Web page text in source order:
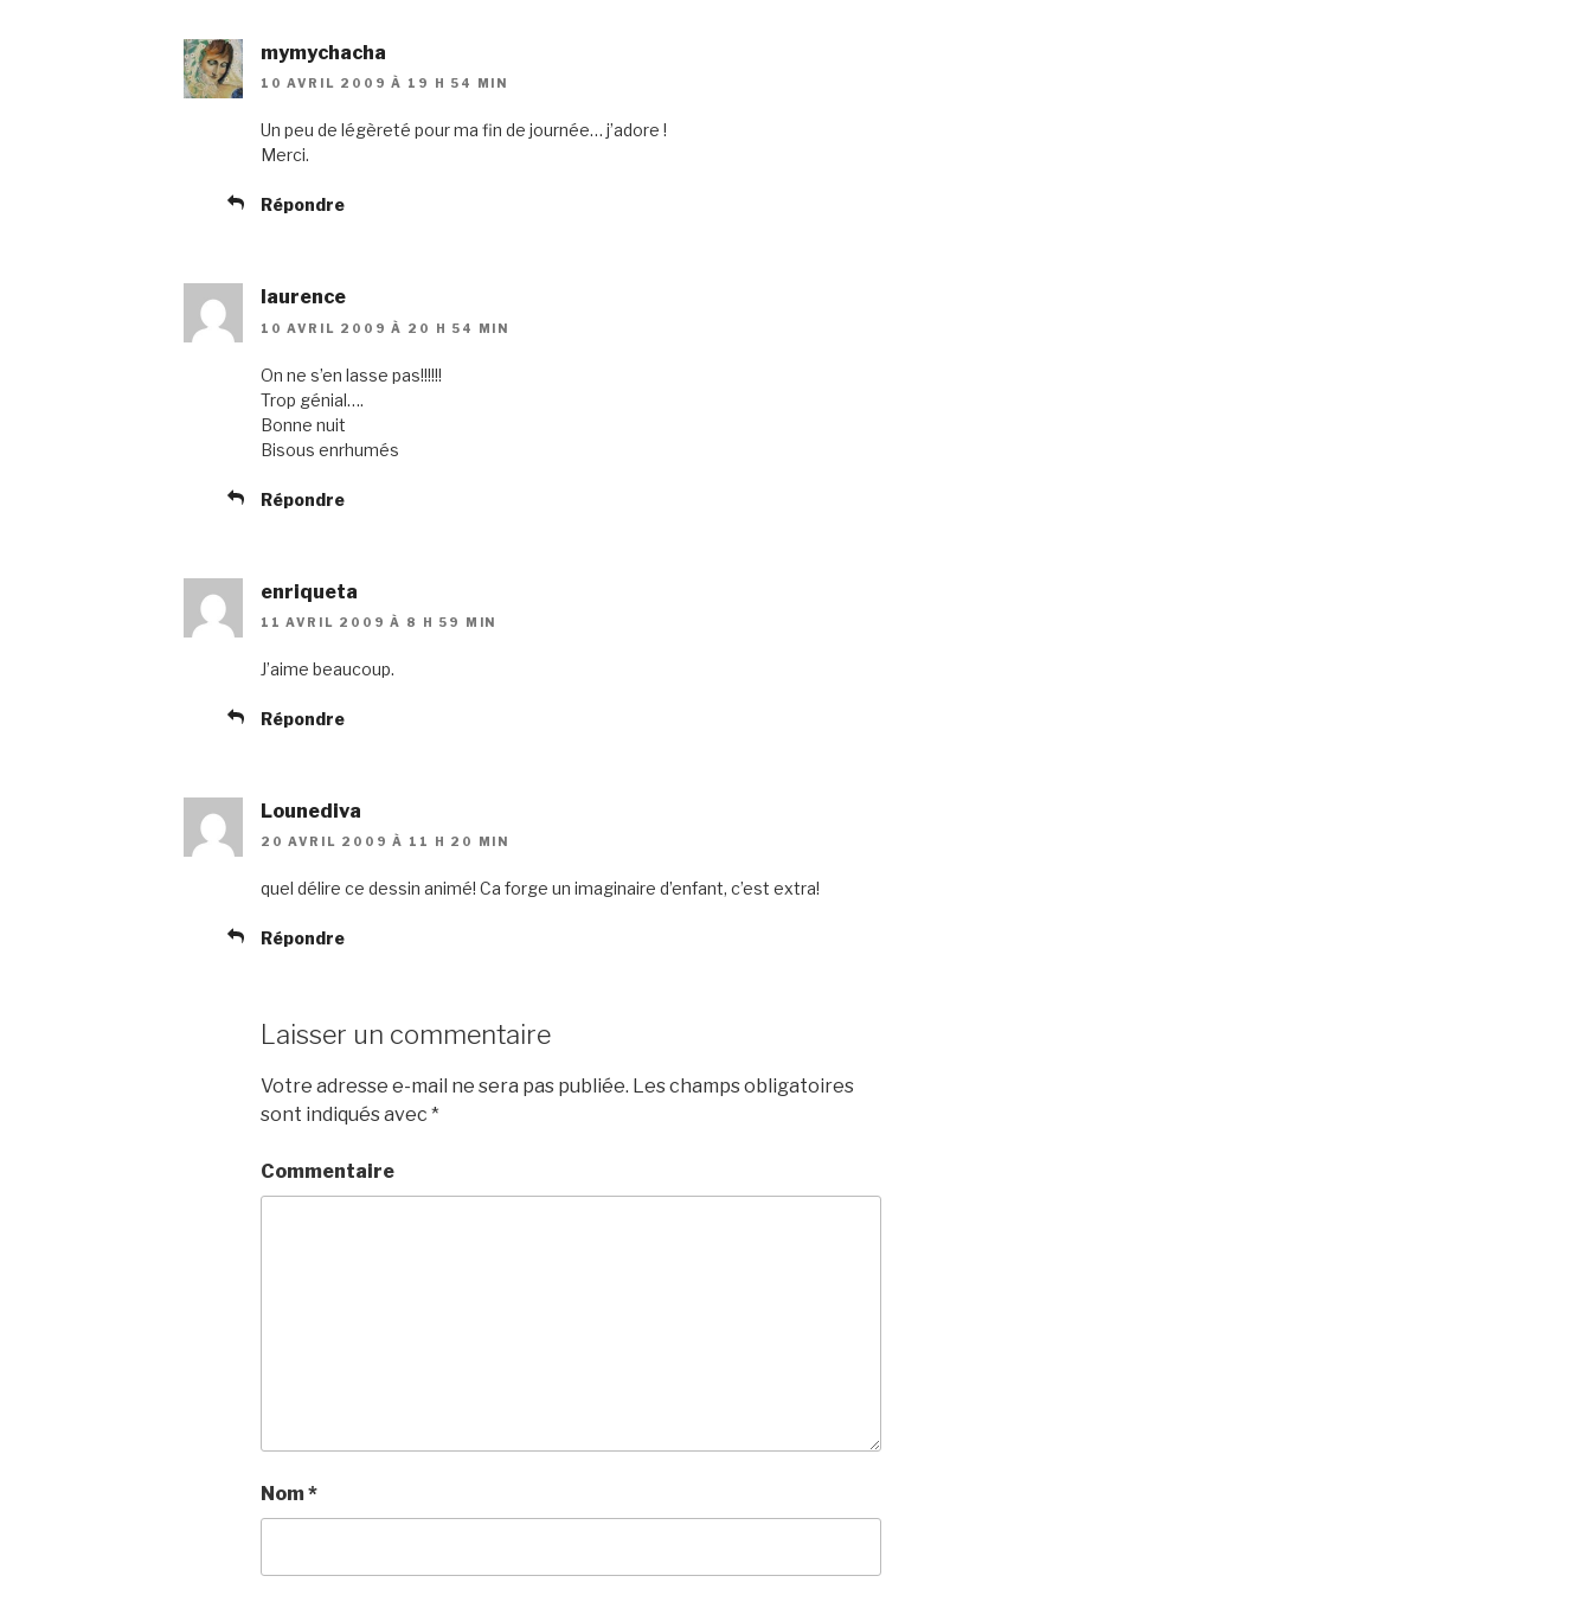
mymychacha
10 AVRIL 2009 À 19 H 54 MIN
Un peu de légèreté pour ma fin de journée… j’adore !
Merci.
Répondre
laurence
10 AVRIL 2009 À 20 H 54 MIN
On ne s’en lasse pas!!!!!!
Trop génial….
Bonne nuit
Bisous enrhumés
Répondre
enriqueta
11 AVRIL 2009 À 8 H 59 MIN
J’aime beaucoup.
Répondre
Lounediva
20 AVRIL 2009 À 11 H 20 MIN
quel délire ce dessin animé! Ca forge un imaginaire d’enfant, c’est extra!
Répondre
Laisser un commentaire
Votre adresse e-mail ne sera pas publiée. Les champs obligatoires
sont indiqués avec *
Commentaire
Nom*